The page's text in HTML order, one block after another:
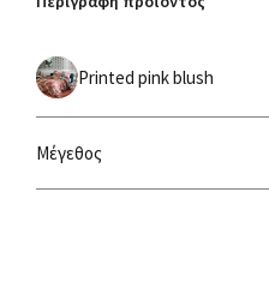
Printed pink blush
Μέγεθος